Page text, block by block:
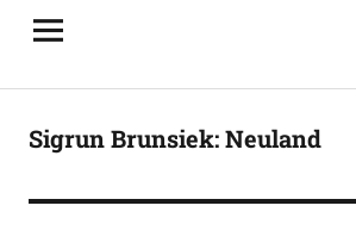
Sigrun Brunsiek: Neuland